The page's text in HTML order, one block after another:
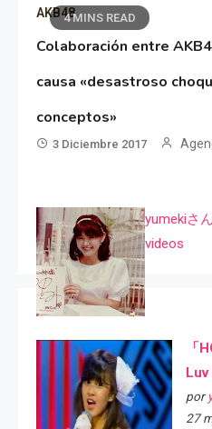
4 MINS READ
AKB48
Colaboración entre
causa «desastroso
conceptos»
3 Diciembre 2017
yumekiさ
videos
「
por
27